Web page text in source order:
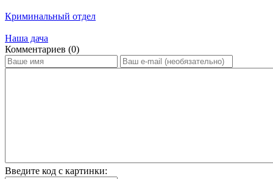
Криминальный отдел
Наша дача
Ком­мен­та­ри­ев (0)
Введите код с картинки: